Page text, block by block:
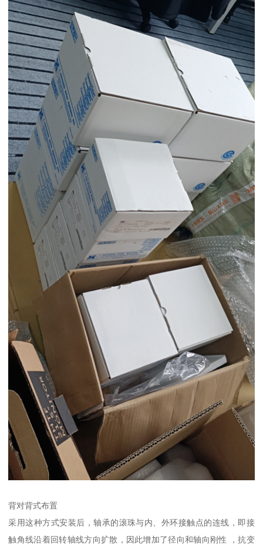
背对背式布置
采用这种方式安装后，轴承的滚珠与内、外环接触点的连线，即接
触角线沿着回转轴线方向扩散，因此增加了径向和轴向刚性 ，抗变